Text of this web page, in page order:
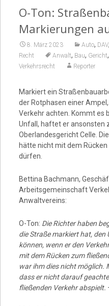
O-Ton:
Markierungen
8. März 2023 Auto, DAV,
Recht Anwalt, Bau, Gericht,
Verkehrsrecht Reporter
Markiert ein
der Rotphasen einer
Verkehr achten. Kommt es
Unfall, haftet er ansonsten
Oberlandesgericht Celle.
hätte nicht mit dem
dürfen.
Bettina Bachmann,
Arbeitsgemeinschaft
Anwaltvereins:
O-Ton: Die Richter haben
die Straße markiert hat,
können, wenn er den
mit dem Rücken zum
war ihm dies nicht möglich.
dass er nicht darauf
fließenden Verkehr abspielt.